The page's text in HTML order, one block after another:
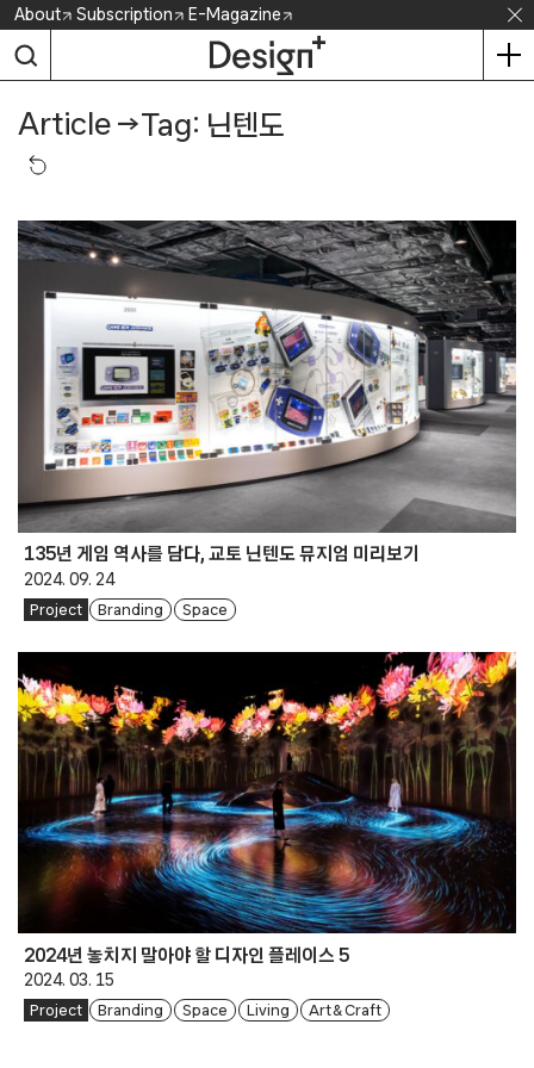
Skip
content
About Subscription E-Magazine
Article →Tag: 닌텐도
135년 게임 역사를 담다, 교토 닌텐도 뮤지엄 미리보기
2024. 09. 24
Project Branding Space
2024년 놓치지 말아야 할 디자인 플레이스 5
2024. 03. 15
Project Branding Space Living Art & Craft